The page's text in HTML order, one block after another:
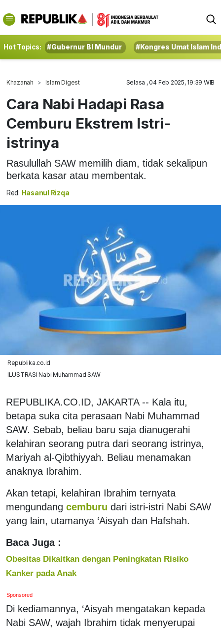
Hot Topics: #Gubernur BI Mundur #Kongres Umat Islam
Khazanah Islam Digest Selasa , 04 Feb 2025, 19:39 WIB
Cara Nabi Hadapi Rasa
Cemburu Ekstrem Istri-
istrinya
Rasulullah SAW memilih diam, tidak sekalipun
berkata kasar atau membentak.
Red: Hasanul Rizqa
Republika.co.id
ILUSTRASI Nabi Muhammad SAW
REPUBLIKA.CO.ID, JAKARTA -- Kala itu,
betapa suka cita perasaan Nabi Muhammad
SAW. Sebab, beliau baru saja dianugerahi
kelahiran seorang putra dari seorang istrinya,
Mariyah al-Qibthiyyah. Beliau menamakan
anaknya Ibrahim.
Akan tetapi, kelahiran Ibrahim ternyata
mengundang cemburu dari istri-istri Nabi SAW
yang lain, utamanya ‘Aisyah dan Hafshah.
Baca Juga :
Obesitas Dikaitkan dengan Peningkatan Risiko
Kanker pada Anak
Sponsored
Di kediamannya, ‘Aisyah mengatakan kepada
Nabi SAW, wajah Ibrahim tidak menyerupai